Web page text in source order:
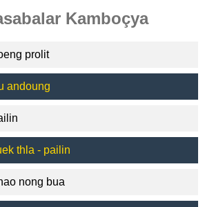
Kamboçya
prolit
andoung
thla - pailin
nong bua